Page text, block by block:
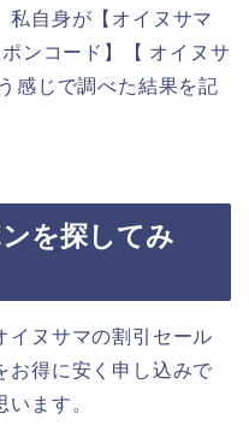
私自身が【オイヌサマ
ンコード】【 オイヌサ
感じで調べた結果を記
を探してみ
イヌサマの割引セール
お得に安く申し込みで
ます。